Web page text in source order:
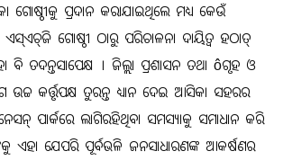
ଗୋଷ୍ଠୀକୁ ପ୍ରଦାନ କରାଯାଇଥିଲେ ମଧ୍ୟ କେଉଁ
ଗୋଷ୍ଠୀ ଠାରୁ ପରିଚାଳନା ଦାୟିତ୍ୱ ହଠାତ୍‍
ବି ତଦନ୍ତସାପେକ୍ଷ । ଜିଲ୍ଲା ପ୍ରଶାସନ ତଥା ôଗୃହ ଓ
କର୍ତ୍ତୃପକ୍ଷ ତୁରନ୍ତ ଧ୍ୟାନ ଦେଇ ଆସିକା ସହରର
ପାର୍କରେ ଲାଗିରହିଥିବା ସମସ୍ୟାକୁ ସମାଧାନ କରି
ଏହା ଯେପରି ପୂର୍ବଭଳି ଜନସାଧାରଣଙ୍କ ଆକର୍ଷଣର